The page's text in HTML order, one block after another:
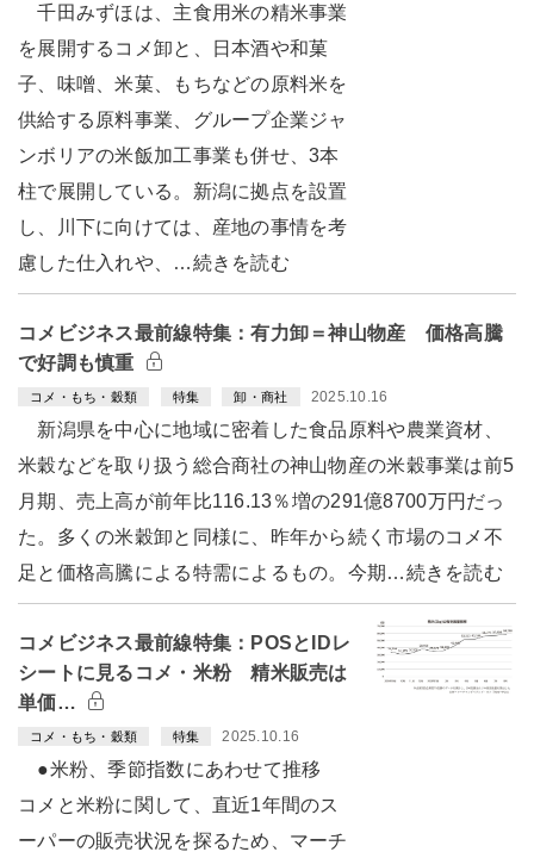
千田みずほは、主食用米の精米事業
を展開するコメ卸と、日本酒や和菓
子、味噌、米菓、もちなどの原料米を
供給する原料事業、グループ企業ジャ
ンボリアの米飯加工事業も併せ、3本
柱で展開している。新潟に拠点を設置
し、川下に向けては、産地の事情を考
慮した仕入れや、…続きを読む
コメビジネス最前線特集：有力卸＝神山物産 価格高騰
で好調も慎重
コメ・もち・穀類 特集 卸・商社 2025.10.16
新潟県を中心に地域に密着した食品原料や農業資材、
米穀などを取り扱う総合商社の神山物産の米穀事業は前5
月期、売上高が前年比116.13％増の291億8700万円だっ
た。多くの米穀卸と同様に、昨年から続く市場のコメ不
足と価格高騰による特需によるもの。今期…続きを読む
コメビジネス最前線特集：POSとIDレ
シートに見るコメ・米粉 精米販売は
単価…
コメ・もち・穀類 特集 2025.10.16
●米粉、季節指数にあわせて推移
コメと米粉に関して、直近1年間のス
ーパーの販売状況を探るため、マーチ